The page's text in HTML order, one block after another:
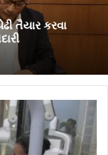
તૈયાર કરવા